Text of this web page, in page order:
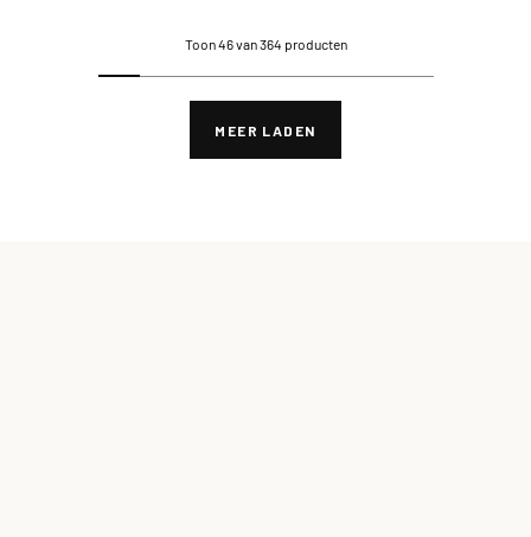
Toon 46 van 364 producten
MEER LADEN